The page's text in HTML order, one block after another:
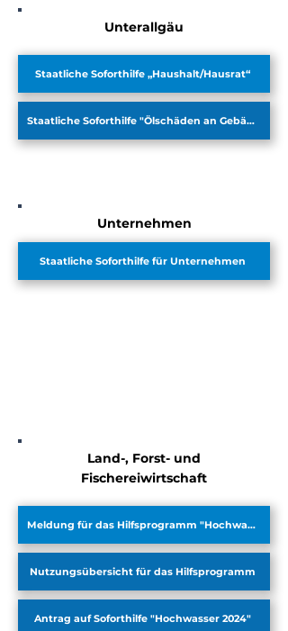
Unterallgäu
Staatliche Soforthilfe „Haushalt/Hausrat“
Staatliche Soforthilfe "Ölschäden an Gebäuden"
Unternehmen
Staatliche Soforthilfe für Unternehmen
Land-, Forst- und
Fischereiwirtschaft
Meldung für das Hilfsprogramm "Hochwasser"
Nutzungsübersicht für das Hilfsprogramm
Antrag auf Soforthilfe "Hochwasser 2024"